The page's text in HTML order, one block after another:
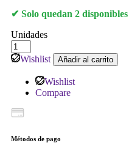
Solo quedan 2 disponibles
Unidades
Wishlist Añadir al carrito
Wishlist
Compare
Métodos de pago